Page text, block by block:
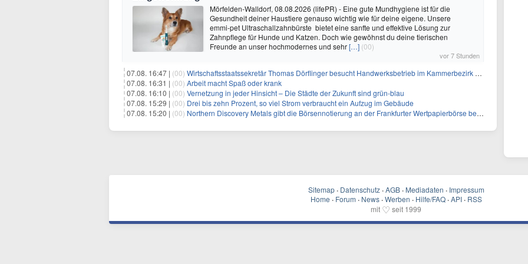
Mörfelden-Walldorf, 08.08.2026 (lifePR) - Eine gute Mundhygiene ist für die
Gesundheit deiner Haustiere genauso wichtig wie für deine eigene. Unsere
emmi-pet Ultraschallzahnbürste bietet eine sanfte und effektive Lösung zur
Zahnpflege für Hunde und Katzen. Doch wie gewöhnst du deine tierischen
Freunde an unser hochmodernes und sehr[…] (00)
vor 7 Stunden
07.08. 16:47 | (00) Wirtschaftsstaatssekretär Thomas Dörflinger besucht Handwerksbetrieb im Kammerbezirk Freiburg
07.08. 16:31 | (00) Arbeit macht Spaß oder krank
07.08. 16:10 | (00) Vernetzung in jeder Hinsicht – Die Städte der Zukunft sind grün-blau
07.08. 15:29 | (00) Drei bis zehn Prozent, so viel Strom verbraucht ein Aufzug im Gebäude
07.08. 15:20 | (00) Northern Discovery Metals gibt die Börsennotierung an der Frankfurter Wertpapierbörse bekannt
Sitemap · Datenschutz · AGB · Mediadaten · Impressum
Home · Forum · News · Werben · Hilfe/FAQ · API · RSS
mit ♡ seit 1999